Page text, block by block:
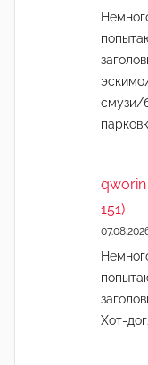
смузи/
qworin
151)
Хот-